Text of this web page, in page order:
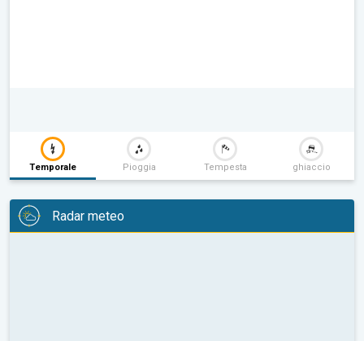
Temporale Pioggia Tempesta ghiaccio
Radar meteo